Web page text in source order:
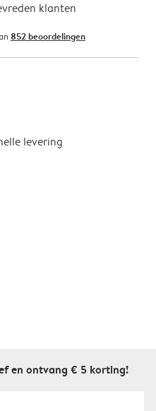
klanten
852 beoordelingen
levering
en ontvang € 5 korting!